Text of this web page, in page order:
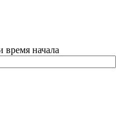
время начала